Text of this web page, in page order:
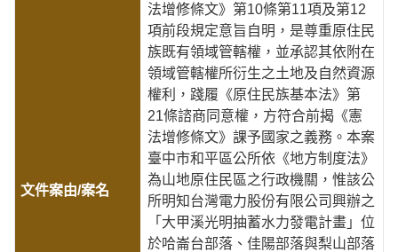
法增修條文》第10條第11項及第12
項前段規定意旨自明，是尊重原住民
族既有領域管轄權，並承認其依附在
領域管轄權所衍生之土地及自然資源
權利，踐履《原住民族基本法》第
21條諮商同意權，方符合前揭《憲
法增修條文》課予國家之義務。本案
臺中市和平區公所依《地方制度法》
為山地原住民區之行政機關，惟該公
所明知台灣電力股份有限公司興辦之
「大甲溪光明抽蓄水力發電計畫」位
於哈崙台部落、佳陽部落與梨山部落